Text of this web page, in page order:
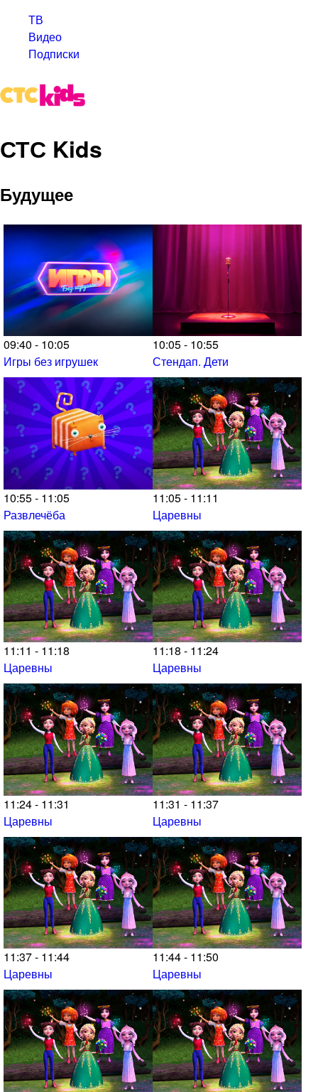
ТВ
Видео
Подписки
СТС Kids
Будущее
09:40 - 10:05
Игры без игрушек
10:05 - 10:55
Стендап. Дети
10:55 - 11:05
Развлечёба
11:05 - 11:11
Царевны
11:11 - 11:18
Царевны
11:18 - 11:24
Царевны
11:24 - 11:31
Царевны
11:31 - 11:37
Царевны
11:37 - 11:44
Царевны
11:44 - 11:50
Царевны